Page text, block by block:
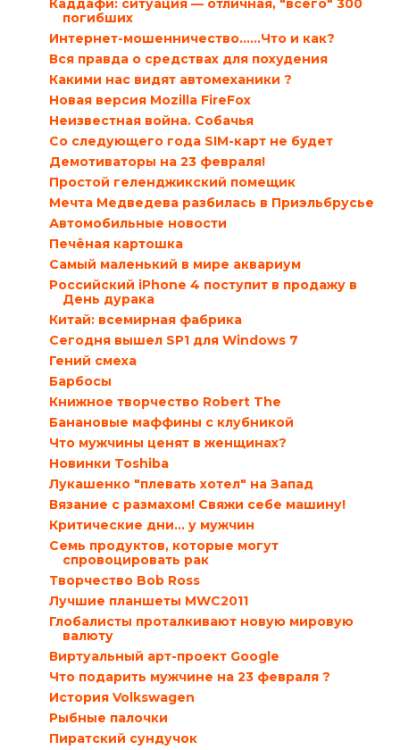
Каддафи: ситуация — отличная, "всего" 300
погибших
Интернет-мошенничество......Что и как?
Вся правда о средствах для похудения
Какими нас видят автомеханики ?
Новая версия Mozilla FireFox
Неизвестная война. Собачья
Со следующего года SIM-карт не будет
Демотиваторы на 23 февраля!
Простой геленджикский помещик
Мечта Медведева разбилась в Приэльбрусье
Автомобильные новости
Печёная картошка
Самый маленький в мире аквариум
Российский iPhone 4 поступит в продажу в
День дурака
Китай: всемирная фабрика
Сегодня вышел SP1 для Windows 7
Гений смеха
Барбосы
Книжное творчество Robert The
Банановые маффины с клубникой
Что мужчины ценят в женщинах?
Новинки Toshiba
Лукашенко "плевать хотел" на Запад
Вязание с размахом! Свяжи себе машину!
Критические дни… у мужчин
Семь продуктов, которые могут
спровоцировать рак
Творчество Bob Ross
Лучшие планшеты MWC2011
Глобалисты проталкивают новую мировую
валюту
Виртуальный арт-проект Google
Что подарить мужчине на 23 февраля ?
История Volkswagen
Рыбные палочки
Пиратский сундучок